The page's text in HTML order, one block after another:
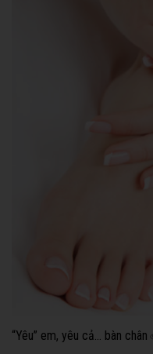
“Yêu” em, yêu cả… bàn chân